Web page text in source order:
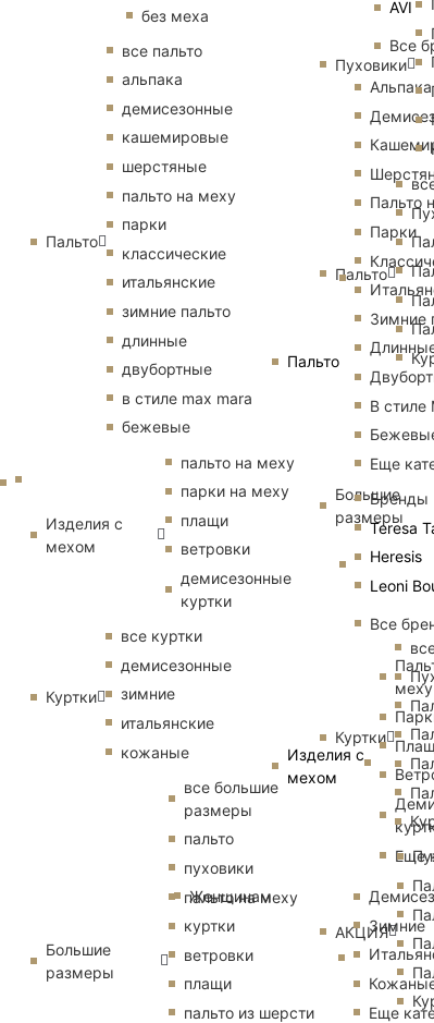
Женщинам
AVI
Все
Пальто
Альпака
Пальто
Парки
Зимние
В стиле
Еще
Бренды
Teresa
Heresis
Leoni
Все
Изделия с
мехом
меху
Еще
Зимние
Еще
без меха
Пальто
все пальто
альпака
демисезонные
кашемировые
шерстяные
пальто на меху
парки
классические
итальянские
зимние пальто
длинные
двубортные
в стиле max mara
бежевые
Изделия с
мехом
пальто на меху
парки на меху
плащи
ветровки
демисезонные
куртки
Куртки
все куртки
демисезонные
зимние
итальянские
кожаные
Большие
размеры
все большие
размеры
пальто
пуховики
пальто на меху
куртки
ветровки
плащи
пальто из шерсти
Пуховики
Пальто
Большие
размеры
Куртки
АКЦИЯ